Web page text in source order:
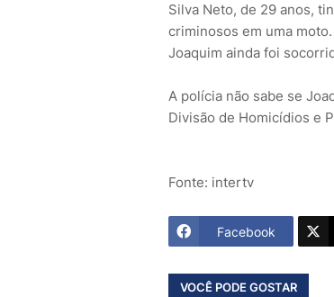
Silva Neto, de 29 anos,
criminosos em uma
Joaquim ainda foi
A polícia não sabe se
Divisão de Homicídios e
Fonte: intertv
Facebook
VOCÊ PODE GOSTAR